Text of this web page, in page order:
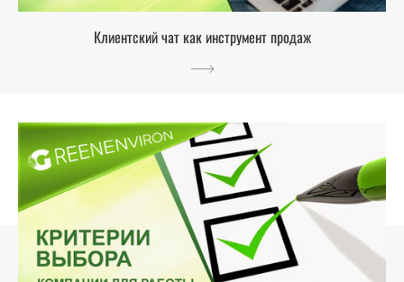
Клиентский чат как инструмент продаж